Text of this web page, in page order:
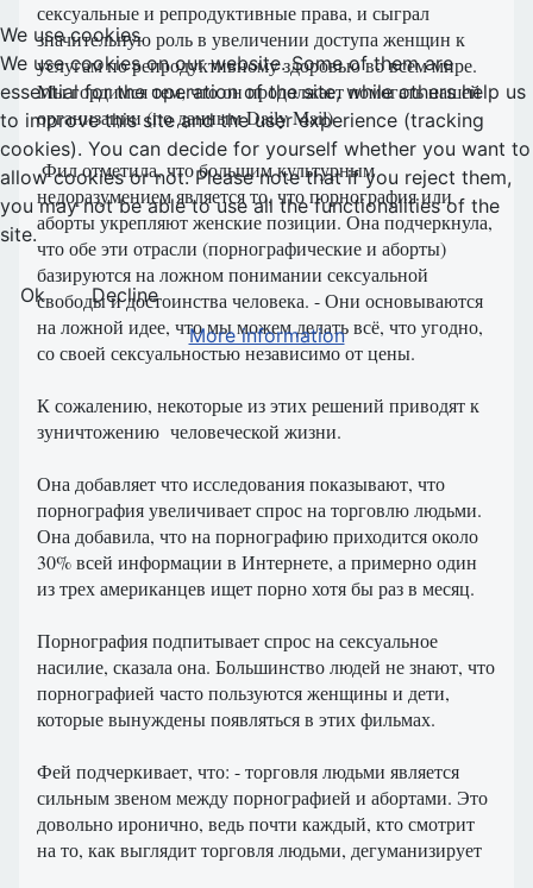
сексуальные и репродуктивные права, и сыграл
значительную роль в увеличении доступа женщин к
услугам по репродуктивному здоровью во всем мире.
Мы гордимся тем, что он продолжает помогать нашей
организации (по данным Daily Mail)
.Фил отметила, что большим культурным
недоразумением является то, что порнография или
аборты укрепляют женские позиции. Она подчеркнула,
что обе эти отрасли (порнографические и аборты)
базируются на ложном понимании сексуальной
свободы и достоинства человека. - Они основываются
на ложной идее, что мы можем делать всё, что угодно,
со своей сексуальностью независимо от цены.
К сожалению, некоторые из этих решений приводят к
зуничтожению человеческой жизни.
Она добавляет что исследования показывают, что
порнография увеличивает спрос на торговлю людьми.
Она добавила, что на порнографию приходится около
30% всей информации в Интернете, а примерно один
из трех американцев ищет порно хотя бы раз в месяц.
Порнография подпитывает спрос на сексуальное
насилие, сказала она. Большинство людей не знают, что
порнографией часто пользуются женщины и дети,
которые вынуждены появляться в этих фильмах.
Фей подчеркивает, что: - торговля людьми является
сильным звеном между порнографией и абортами. Это
довольно иронично, ведь почти каждый, кто смотрит
на то, как выглядит торговля людьми, дегуманизирует
We use cookies
We use cookies on our website. Some of them are
essential for the operation of the site, while others help us
to improve this site and the user experience (tracking
cookies). You can decide for yourself whether you want to
allow cookies or not. Please note that if you reject them,
you may not be able to use all the functionalities of the
site.
Ok
Decline
More information